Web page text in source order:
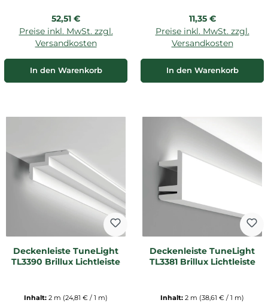
Regulärer Preis:
52,51 €
Preise inkl. MwSt. zzgl.
Versandkosten
In den Warenkorb
Regulärer Preis:
11,35 €
Preise inkl. MwSt. zzgl.
Versandkosten
In den Warenkorb
Deckenleiste TuneLight
TL3390 Brillux Lichtleiste
Inhalt: 2 m (24,81 € / 1 m)
Deckenleiste TuneLight
TL3381 Brillux Lichtleiste
Inhalt: 2 m (38,61 € / 1 m)